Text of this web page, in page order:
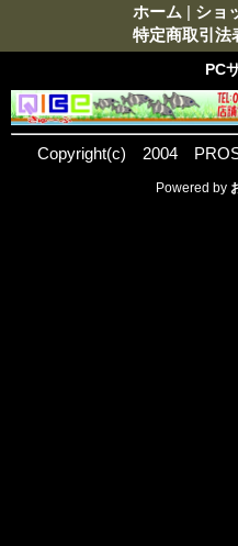
ホーム | ショ
特定商取引法
PC
Copyright(c) 2004
Powered by